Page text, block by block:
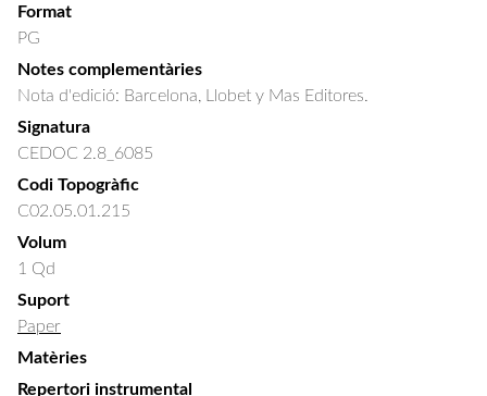
Format
PG
Notes complementàries
Nota d'edició: Barcelona, Llobet y Mas Editores.
Signatura
CEDOC 2.8_6085
Codi Topogràfic
C02.05.01.215
Volum
1 Qd
Suport
Paper
Matèries
Repertori instrumental